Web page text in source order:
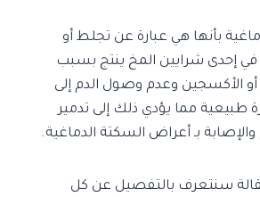
بأنها هي عبارة عن تجلط أو
إحدى شرايين المخ ينتج بسبب
أو الأكسجين وعدم وصول الدم إلى
طبيعية مما يؤدي ذلك إلى تدمير
بـ أعراض السكتة الدماغية.
سنتعرف بالتفصيل عن كل